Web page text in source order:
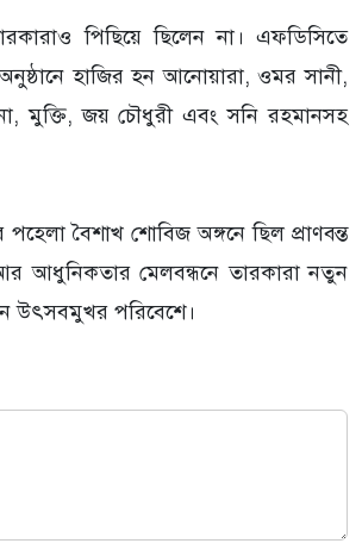
পিছিয়ে ছিলেন না। এফডিসিতে
হাজির হন আনোয়ারা, ওমর সানী,
মুক্তি, জয় চৌধুরী এবং সনি রহমানসহ
বৈশাখ শোবিজ অঙ্গনে ছিল প্রাণবন্ত
আধুনিকতার মেলবন্ধনে তারকারা নতুন
উৎসবমুখর পরিবেশে।